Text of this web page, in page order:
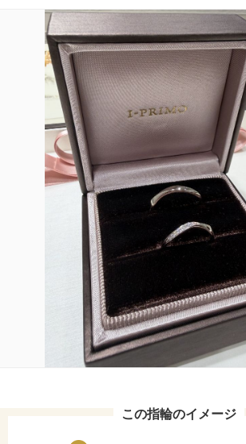
この指輪のイメージ